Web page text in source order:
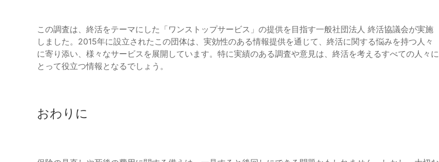
この調査は、終活をテーマにした「ワンストップサービス」の提供を目指す一般社団法人 終活協議会が実施
しました。2015年に設立されたこの団体は、実効性のある情報提供を通じて、終活に関する悩みを持つ人々
に寄り添い、様々なサービスを展開しています。特に実績のある調査や意見は、終活を考えるすべての人々に
とって役立つ情報となるでしょう。
おわりに